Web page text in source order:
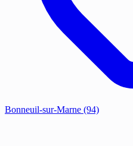
Bonneuil-sur-Marne (94)